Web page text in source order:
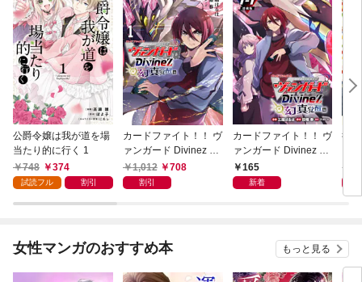
公爵令嬢は我が道を場
当たり的に行く 1
748
374
試読フル 割引
カードファイト！！ ヴ
ァンガード Divinez 幻
真覚醒編 1
1,012 708
割引
カードファイト！！ ヴ
ァンガード Divinez 幻
真覚醒編 連載版：1-1
165
新着
後
女性マンガのおすすめ本 もっと見る